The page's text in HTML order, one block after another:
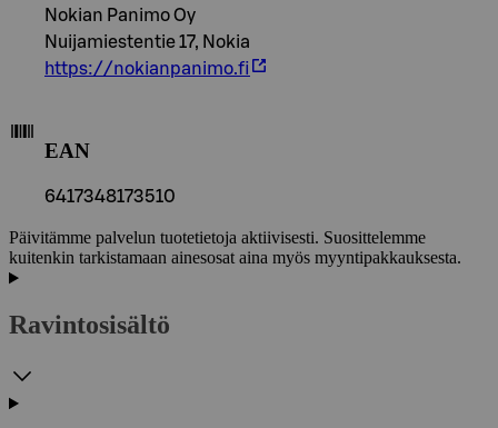
Nokian Panimo Oy
Nuijamiestentie 17, Nokia
https://nokianpanimo.fi
EAN
6417348173510
Päivitämme palvelun tuotetietoja aktiivisesti. Suosittelemme
kuitenkin tarkistamaan ainesosat aina myös myyntipakkauksesta.
Ravintosisältö